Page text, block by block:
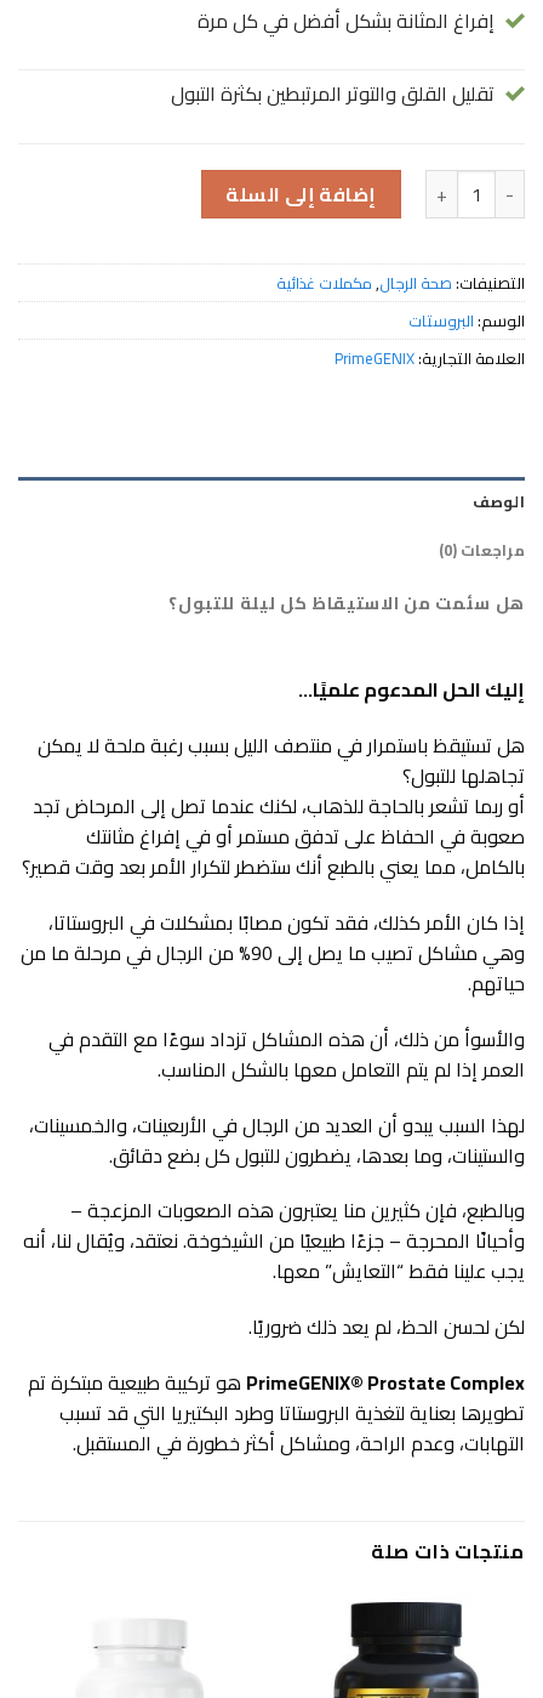
إفراغ المثانة بشكل أفضل في كل مرة
تقليل القلق والتوتر المرتبطين بكثرة التبول
كمية Prostate Complex تعزيز صحة البروستاتا إضافة إلى السلة
التصنيفات:صحة الرجال,مكملات غذائية
الوسم:البروستات
العلامة التجارية:PrimeGENIX
الوصف
مراجعات (0)
هل سئمت من الاستيقاظ كل ليلة للتبول؟
إليك الحل المدعوم علميًا…
هل تستيقظ باستمرار في منتصف الليل بسبب رغبة ملحة لا يمكن
تجاهلها للتبول؟
أو ربما تشعر بالحاجة للذهاب، لكنك عندما تصل إلى المرحاض تجد
صعوبة في الحفاظ على تدفق مستمر أو في إفراغ مثانتك
بالكامل، مما يعني بالطبع أنك ستضطر لتكرار الأمر بعد وقت قصير؟
إذا كان الأمر كذلك، فقد تكون مصابًا بمشكلات في البروستاتا،
وهي مشاكل تصيب ما يصل إلى 90% من الرجال في مرحلة ما من
حياتهم.
والأسوأ من ذلك، أن هذه المشاكل تزداد سوءًا مع التقدم في
العمر إذا لم يتم التعامل معها بالشكل المناسب.
لهذا السبب يبدو أن العديد من الرجال في الأربعينات، والخمسينات،
والستينات، وما بعدها، يضطرون للتبول كل بضع دقائق.
وبالطبع، فإن كثيرين منا يعتبرون هذه الصعوبات المزعجة –
وأحيانًا المحرجة – جزءًا طبيعيًا من الشيخوخة. نعتقد، ويُقال لنا، أنه
يجب علينا فقط “التعايش” معها.
لكن لحسن الحظ، لم يعد ذلك ضروريًا.
PrimeGENIX® Prostate Complex هو تركيبة طبيعية مبتكرة تم
تطويرها بعناية لتغذية البروستاتا وطرد البكتيريا التي قد تسبب
التهابات، وعدم الراحة، ومشاكل أكثر خطورة في المستقبل.
منتجات ذات صلة